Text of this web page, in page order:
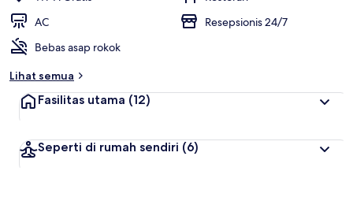
AC
Resepsionis 24/7
Bebas asap rokok
Lihat semua
Fasilitas utama (12)
Seperti di rumah sendiri (6)